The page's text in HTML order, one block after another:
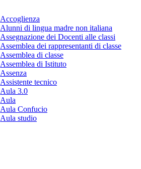
Accoglienza
Alunni di lingua madre non italiana
Assegnazione dei Docenti alle classi
Assemblea dei rappresentanti di classe
Assemblea di classe
Assemblea di Istituto
Assenza
Assistente tecnico
Aula 3.0
Aula
Aula Confucio
Aula studio